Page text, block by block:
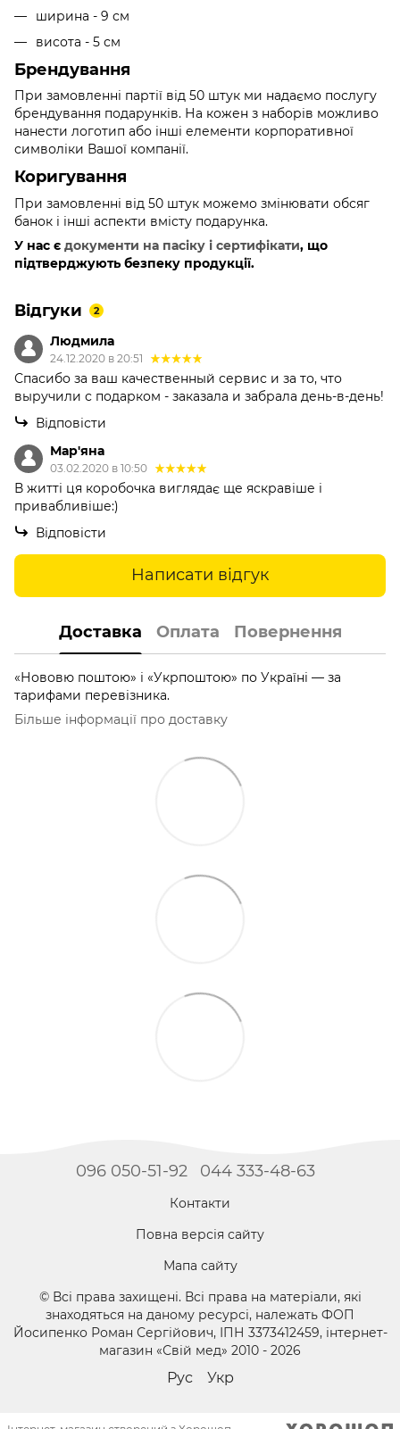
ширина - 9 см
висота - 5 см
Брендування
При замовленні партії від 50 штук ми надаємо послугу
брендування подарунків. На кожен з наборів можливо
нанести логотип або інші елементи корпоративної
символіки Вашої компанії.
Коригування
При замовленні від 50 штук можемо змінювати обсяг
банок і інші аспекти вмісту подарунка.
У нас є документи на пасіку і сертифікати, що
підтверджують безпеку продукції.
Відгуки 2
Людмила
24.12.2020 в 20:51
Спасибо за ваш качественный сервис и за то, что
выручили с подарком - заказала и забрала день-в-день!
Відповісти
Мар'яна
03.02.2020 в 10:50
В житті ця коробочка виглядає ще яскравіше і
привабливіше:)
Відповісти
Написати відгук
Доставка Оплата Повернення
«Нововю поштою» і «Укрпоштою» по Україні — за
тарифами перевізника.
Більше інформації про доставку
096 050-51-92 044 333-48-63
Контакти
Повна версія сайту
Мапа сайту
© Всі права захищені. Всі права на матеріали, які
знаходяться на даному ресурсі, належать ФОП
Йосипенко Роман Сергійович, ІПН 3373412459, інтернет-
магазин «Свій мед» 2010 - 2026
Рус Укр